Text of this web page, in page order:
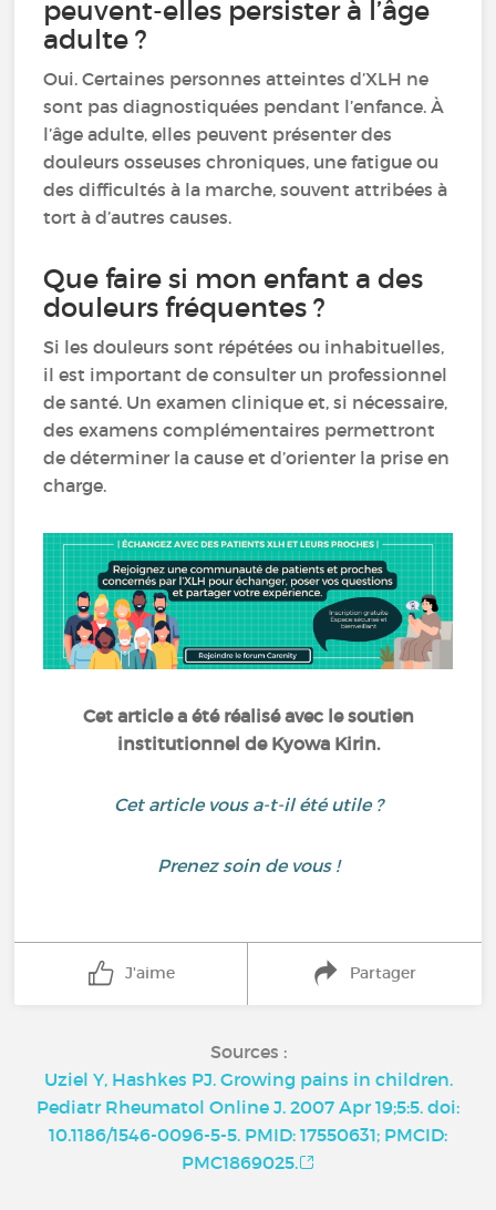
peuvent-elles persister à l’âge
adulte ?
Oui. Certaines personnes atteintes d’XLH ne
sont pas diagnostiquées pendant l’enfance. À
l’âge adulte, elles peuvent présenter des
douleurs osseuses chroniques, une fatigue ou
des difficultés à la marche, souvent attribées à
tort à d’autres causes.
Que faire si mon enfant a des
douleurs fréquentes ?
Si les douleurs sont répétées ou inhabituelles,
il est important de consulter un professionnel
de santé. Un examen clinique et, si nécessaire,
des examens complémentaires permettront
de déterminer la cause et d’orienter la prise en
charge.
Cet article a été réalisé avec le soutien
institutionnel de Kyowa Kirin.
Cet article vous a-t-il été utile ?
Prenez soin de vous !
J'aime Partager
Sources :
Uziel Y, Hashkes PJ. Growing pains in children.
Pediatr Rheumatol Online J. 2007 Apr 19;5:5. doi:
10.1186/1546-0096-5-5. PMID: 17550631; PMCID:
PMC1869025.